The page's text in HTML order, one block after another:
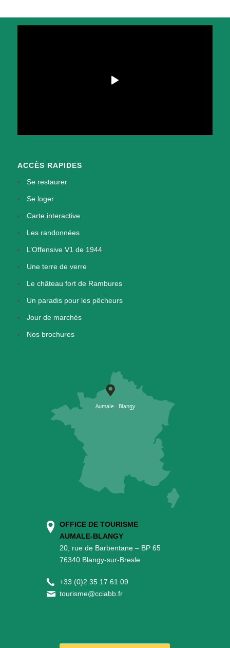
ACCÈS RAPIDES
Se restaurer
Se loger
Carte interactive
Les randonnées
L’Offensive V1 de 1944
Une terre de verre
Le château fort de Rambures
Un paradis pour les pêcheurs
Jour de marchés
Nos brochures
OFFICE DE TOURISME
AUMALE-BLANGY
20, rue de Barbentane – BP 65
76340 Blangy-sur-Bresle
+33 (0)2 35 17 61 09
tourisme@cciabb.fr